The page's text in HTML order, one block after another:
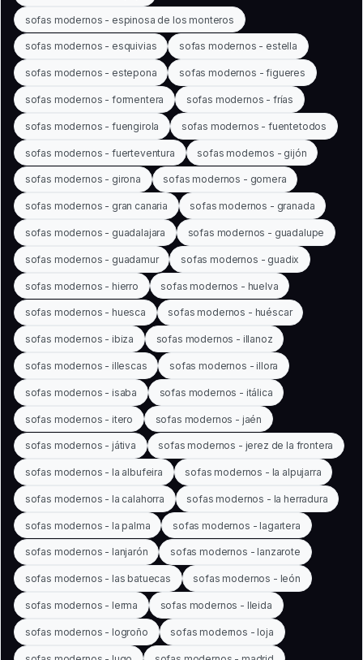
sofas modernos - espinosa de los monteros
sofas modernos - esquivias sofas modernos - estella
sofas modernos - estepona sofas modernos - figueres
sofas modernos - formentera sofas modernos - frías
sofas modernos - fuengirola sofas modernos - fuentetodos
sofas modernos - fuerteventura sofas modernos - gijón
sofas modernos - girona sofas modernos - gomera
sofas modernos - gran canaria sofas modernos - granada
sofas modernos - guadalajara sofas modernos - guadalupe
sofas modernos - guadamur sofas modernos - guadix
sofas modernos - hierro sofas modernos - huelva
sofas modernos - huesca sofas modernos - huéscar
sofas modernos - ibiza sofas modernos - illanoz
sofas modernos - illescas sofas modernos - illora
sofas modernos - isaba sofas modernos - itálica
sofas modernos - itero sofas modernos - jaén
sofas modernos - játiva sofas modernos - jerez de la frontera
sofas modernos - la albufeira sofas modernos - la alpujarra
sofas modernos - la calahorra sofas modernos - la herradura
sofas modernos - la palma sofas modernos - lagartera
sofas modernos - lanjarón sofas modernos - lanzarote
sofas modernos - las batuecas sofas modernos - león
sofas modernos - lerma sofas modernos - lleida
sofas modernos - logroño sofas modernos - loja